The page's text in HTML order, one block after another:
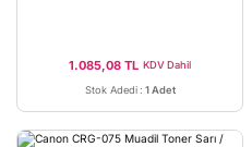
1.085,08 TL KDV Dahil
Stok Adedi : 1 Adet